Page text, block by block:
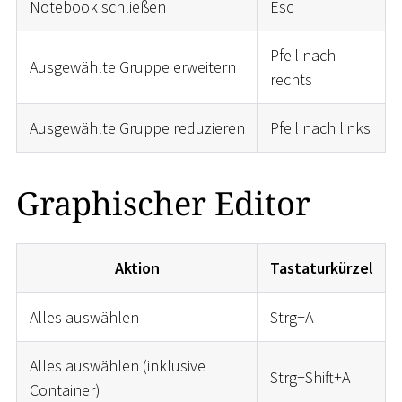
Notebook schließen Esc
Ausgewählte Gruppe erweitern
Pfeil nach
rechts
Ausgewählte Gruppe reduzieren Pfeil nach links
Graphischer Editor
Aktion Tastaturkürzel
Alles auswählen Strg+A
Alles auswählen (inklusive
Container)
Strg+Shift+A